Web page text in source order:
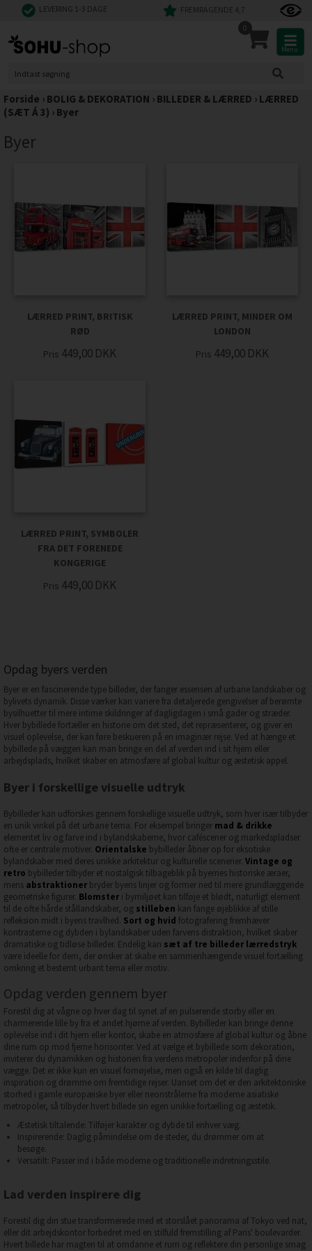
LEVERING 1-3 DAGE FREMRAGENDE 4,7
0
Menu
Forside › BOLIG & DEKORATION › BILLEDER & LÆRRED › LÆRRED
(SÆT Á 3) › Byer
Byer
LÆRRED PRINT, BRITISK
RØD
Pris 449,00 DKK
LÆRRED PRINT, MINDER OM
LONDON
Pris 449,00 DKK
LÆRRED PRINT, SYMBOLER
FRA DET FORENEDE
KONGERIGE
Pris 449,00 DKK
Opdag byers verden
Byer er en fascinerende type billeder, der fanger essensen af urbane landskaber og
bylivets dynamik. Disse værker kan variere fra detaljerede gengivelser af berømte
bysilhuetter til mere intime skildringer af dagligdagen i små gader og stræder.
Hver bybillede fortæller en historie om det sted, det repræsenterer, og giver en
visuel oplevelse, der kan føre beskueren på en imaginær rejse. Ved at hænge et
bybillede på væggen kan man bringe en del af verden ind i sit hjem eller
arbejdsplads, hvilket skaber en atmosfære af global kultur og æstetisk appel.
Byer i forskellige visuelle udtryk
Bybilleder kan udforskes gennem forskellige visuelle udtryk, som hver især tilbyder
en unik vinkel på det urbane tema. For eksempel bringer mad & drikke
elementet liv og farve ind i bylandskaberne, hvor caféscener og markedspladser
ofte er centrale motiver. Orientalske bybilleder åbner op for eksotiske
bylandskaber med deres unikke arkitektur og kulturelle scenerier. Vintage og
retro bybilleder tilbyder et nostalgisk tilbageblik på byernes historiske æraer,
mens abstraktioner bryder byens linjer og former ned til mere grundlæggende
geometriske figurer. Blomster i bymiljøet kan tilføje et blødt, naturligt element
til de ofte hårde stållandskaber, og stilleben kan fange øjeblikke af stille
refleksion midt i byens travlhed. Sort og hvid fotografering fremhæver
kontrasterne og dybden i bylandskaber uden farvens distraktion, hvilket skaber
dramatiske og tidløse billeder. Endelig kan sæt af tre billeder lærredstryk
være ideelle for dem, der ønsker at skabe en sammenhængende visuel fortælling
omkring et bestemt urbant tema eller motiv.
Opdag verden gennem byer
Forestil dig at vågne op hver dag til synet af en pulserende storby eller en
charmerende lille by fra et andet hjørne af verden. Bybilleder kan bringe denne
oplevelse ind i dit hjem eller kontor, skabe en atmosfære af global kultur og åbne
dine rum op mod fjerne horisonter. Ved at vælge et bybillede som dekoration,
inviterer du dynamikken og historien fra verdens metropoler indenfor på dine
vægge. Det er ikke kun en visuel fornøjelse, men også en kilde til daglig
inspiration og drømme om fremtidige rejser. Uanset om det er den arkitektoniske
storhed i gamle europæiske byer eller neonstrålerne fra moderne asiatiske
metropoler, så tilbyder hvert billede sin egen unikke fortælling og æstetik.
Æstetisk tiltalende: Tilføjer karakter og dybde til enhver væg.
Inspirerende: Daglig påmindelse om de steder, du drømmer om at
besøge.
Versatilt: Passer ind i både moderne og traditionelle indretningsstile.
Lad verden inspirere dig
Forestil dig din stue transformerede med et storslået panorama af Tokyo ved nat,
eller dit arbejdskontor forbedret med en stilfuld fremstilling af Paris' boulevarder.
Hvert billede har magten til at omdanne et rum og reflektere din personlige smag